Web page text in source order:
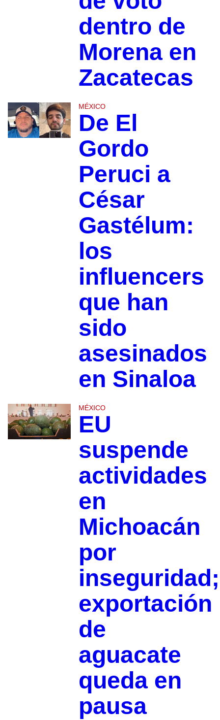
dentro de
Morena en
Zacatecas
MÉXICO
De El
Gordo
Peruci a
César
Gastélum:
los
influencers
que han
sido
asesinados
en Sinaloa
MÉXICO
EU
suspende
actividades
en
Michoacán
por
inseguridad;
exportación
de
aguacate
queda en
pausa